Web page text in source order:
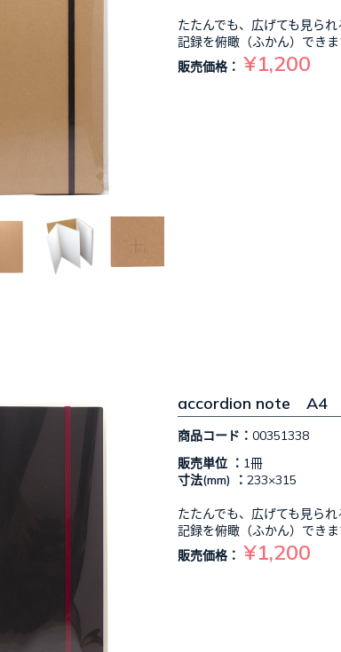
たたんでも、広げても見ら
記録を俯瞰（ふかん）できま
販売価格： ¥1,200
accordion note A4
商品コード： 00351338
販売単位 ： 1冊
寸法(mm) ： 233×315
たたんでも、広げても見ら
記録を俯瞰（ふかん）できま
販売価格： ¥1,200